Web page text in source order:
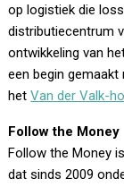
op logistiek die
distributiecentrum
ontwikkeling van
een begin
hetVan der Valk-
Follow the Money
Follow the Money
dat sinds 2009